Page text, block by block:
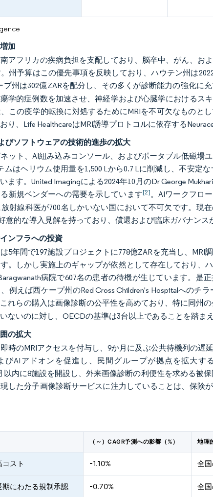
加
アフリカの疾病負担を支配しており、脳卒中、がん、お
州予算はこの優先事項を反映しており、ハウテン州は
プ州は302億ZARを配分し、その多くが診断能力の強化に
学的症例数を加速させ、神経学および心臓学におけるス
この疫学的転換に対処するためにMRIを不可欠なものと
り、Life HealthcareはMRI誘導プロトコルに依存する
びソフトウェアの技術的進歩の拡大
ット、AI組み込みコンソール、およびポータブル低磁場
ムはヘリウム使用量を1,500 Lから0.7 Lに削減し、不安定
ます。United Imagingによる2024年10月のDr George
新規ベンダーへの需要を示しています[2]。AIワークフロ
射線科医が700名しかいない国において不可欠です。現
意的な導入見解を持っており、償還および臨床ガバナンス
ンフラへの投資
5年間で197施設プロジェクトに778億ZARを充当し、MRI
。しかし実施上のギャップが依然として存在しており、
病院で607名の患者の待機が生じています。是
例えば西ケープ州のRed Cross Children's Hospitalへのチ
れらの購入は画像診断の公平性を高めており、特に同州
ないのに対し、OECDの基準は3台以上であることを踏ま
の拡大
時のMRIアクセスを付与し、9か月に及ぶ公共待機列の遅
びAIアドオンを促進し、民間グループが拠点を拡大す
以内に8施設を開設し、外来画像診断の利便性を求める被
した分子画像診断サービスに注力していることは、保険
（～）CAGR予測への影響（%） 地理
スト -1.10% 全
にわたる規制承認 -0.70% 全